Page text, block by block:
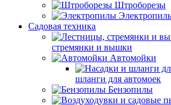
Штроборезы
Садовая техника
стремянки и вышки
Автомойки
шланги для автомоек
Бензопилы